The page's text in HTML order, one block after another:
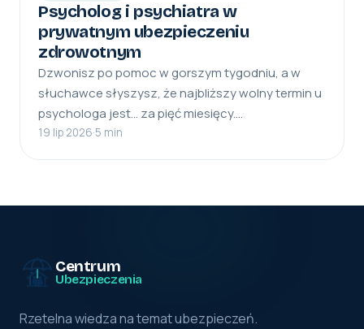
Psycholog i psychiatra w
prywatnym ubezpieczeniu
zdrowotnym
Dzwonisz po pomoc w gorszym tygodniu, a w
słuchawce słyszysz, że najbliższy wolny termin u
psychologa jest… za pięć miesięcy.…
19 lip 2026·5 min
Centrum
Ubezpieczenia
Rzetelna wiedza na temat ubezpieczeń.